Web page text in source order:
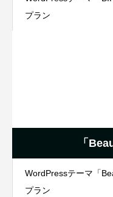
プラン
「
WordPressテーマ「
プラン